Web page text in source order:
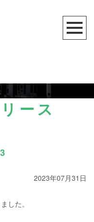
ース
2023年07月31日
した。